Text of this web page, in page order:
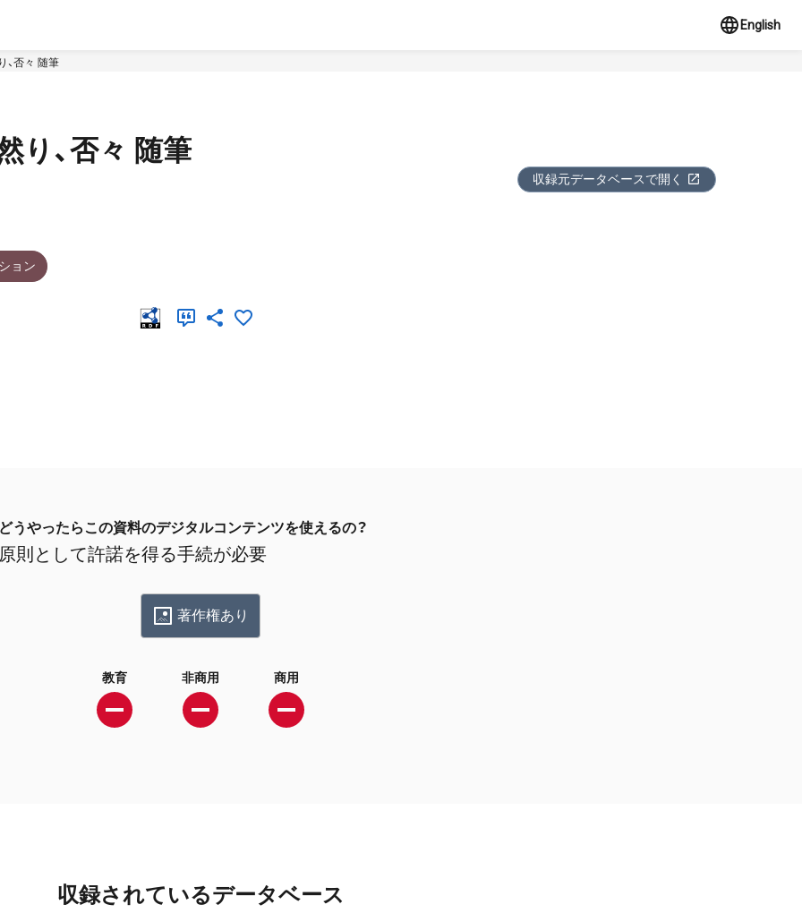
English
、否々 随筆
り、否々 随筆
収録元データベースで開く
ョン
どうやったらこの資料のデジタルコンテンツを使えるの？
原則として許諾を得る手続が必要
著作権あり
教育 非商用 商用
収録されているデータベース